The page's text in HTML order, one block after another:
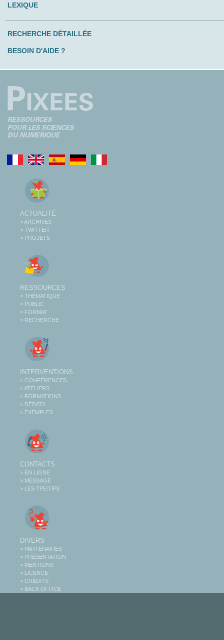
LEXIQUE
RECHERCHE DÉTAILLÉE
BESOIN D'AIDE ?
ACTUALITÉ
> ARCHIVES
> TWITTER
> PROJETS
RESSOURCES
> THÉMATIQUE
> PUBLIC
> FORMAT
> RECHERCHE
INTERVENTIONS
> CONFÉRENCES
> ATELIERS
> FORMATIONS
> DÉBATS
> EXEMPLES
CONTACTS
> EN LIGNE
> MESSAGE
> LES TPE/TIPE
DIVERS
> PARTENAIRES
> PRÉSENTATION
> MENTIONS
> LICENCE
> CRÉDITS
> BACK OFFICE